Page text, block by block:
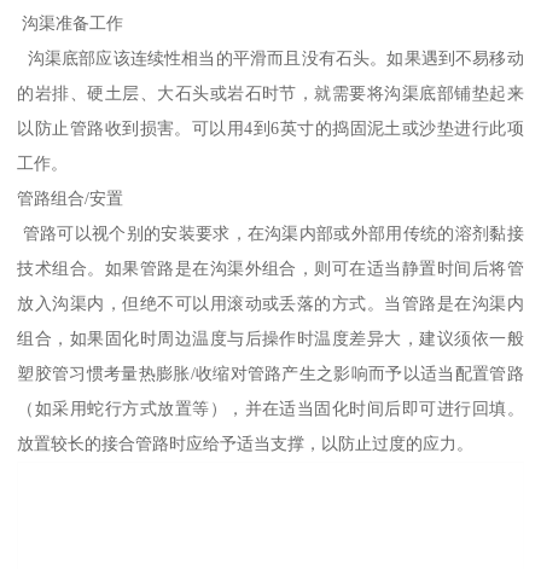
沟渠准备工作
沟渠底部应该连续性相当的平滑而且没有石头。如果遇到不易移动
的岩排、硬土层、大石头或岩石时节，就需要将沟渠底部铺垫起来
以防止管路收到损害。可以用4到6英寸的捣固泥土或沙垫进行此项
工作。
管路组合/安置
管路可以视个别的安装要求，在沟渠内部或外部用传统的溶剂黏接
技术组合。如果管路是在沟渠外组合，则可在适当静置时间后将管
放入沟渠内，但绝不可以用滚动或丢落的方式。当管路是在沟渠内
组合，如果固化时周边温度与后操作时温度差异大，建议须依一般
塑胶管习惯考量热膨胀/收缩对管路产生之影响而予以适当配置管路
（如采用蛇行方式放置等），并在适当固化时间后即可进行回填。
放置较长的接合管路时应给予适当支撑，以防止过度的应力。